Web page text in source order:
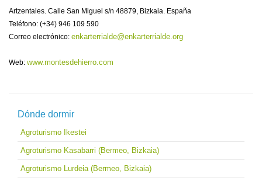
Artzentales. Calle San Miguel s/n 48879, Bizkaia. España
Teléfono: (+34) 946 109 590
Correo electrónico: enkarterrialde@enkarterrialde.org
Web: www.montesdehierro.com
Dónde dormir
Agroturismo Ikestei
Agroturismo Kasabarri (Bermeo, Bizkaia)
Agroturismo Lurdeia (Bermeo, Bizkaia)